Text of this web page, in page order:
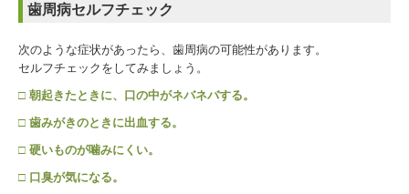
歯科医師臨床研修（管理型）研修医募集
歯周病セルフチェック
次のような症状があったら、歯周病の可能性があります。
セルフチェックをしてみましょう。
□ 朝起きたときに、口の中がネバネバする。
□ 歯みがきのときに出血する。
□ 硬いものが噛みにくい。
□ 口臭が気になる。